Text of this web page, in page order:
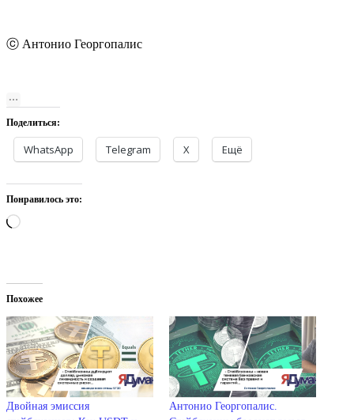
ⓒ Антонио Георгопалис
Поделиться:
WhatsApp Telegram X Ещё
Понравилось это:
Загрузка…
Похожее
Двойная эмиссия
Антонио Георгопалис.